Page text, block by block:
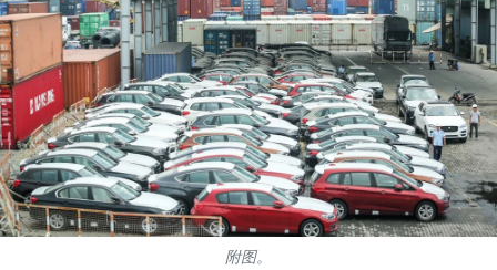
体育
国际
旅游
友谊桥梁
附图。